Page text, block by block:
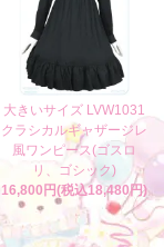
大きいサイズ LVW1031
クラシカルギャザージレ
風ワンピース(ゴスロ
リ、ゴシック)
16,800円(税込18,480円)